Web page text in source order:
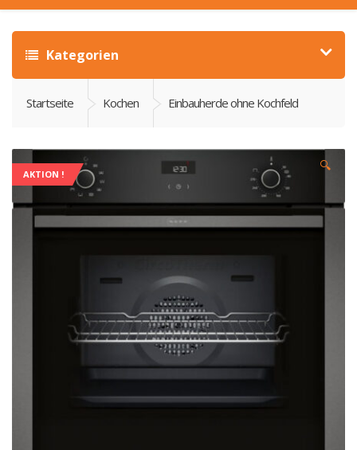
Kategorien
Startseite Kochen Einbauherde ohne Kochfeld
AKTION !
🔍